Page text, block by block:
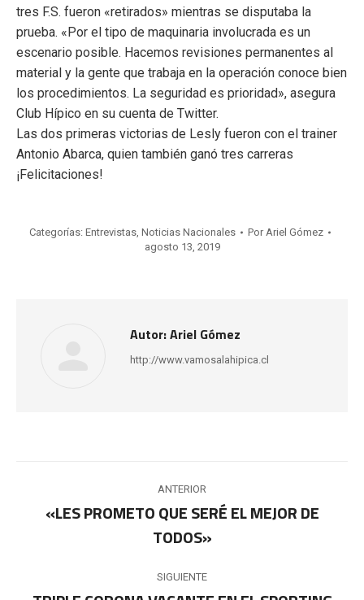
tres F.S. fueron «retirados» mientras se disputaba la
prueba. «Por el tipo de maquinaria involucrada es un
escenario posible. Hacemos revisiones permanentes al
material y la gente que trabaja en la operación conoce bien
los procedimientos. La seguridad es prioridad», asegura
Club Hípico en su cuenta de Twitter.
Las dos primeras victorias de Lesly fueron con el trainer
Antonio Abarca, quien también ganó tres carreras
¡Felicitaciones!
Categorías: Entrevistas, Noticias Nacionales PorAriel Gómez
agosto 13, 2019
Autor:Ariel Gómez
http://www.vamosalahipica.cl
entre
publicaciones
ANTERIOR
anterior:
«LES PROMETO QUE SERÉ EL MEJOR DE
TODOS»
SIGUIENTE